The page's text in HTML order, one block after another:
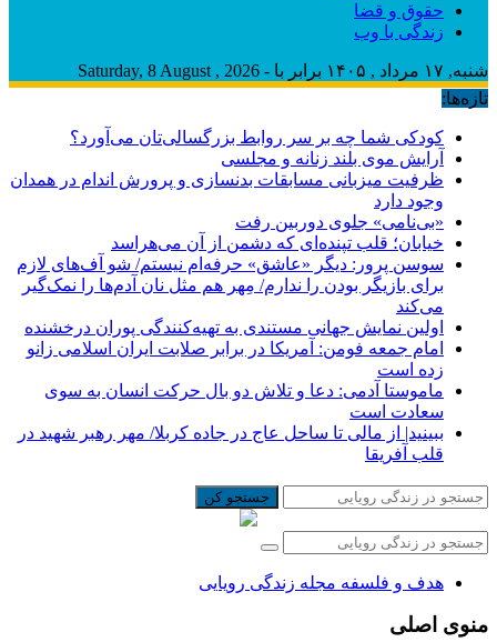
حقوق و قضا
زندگی با وب
شنبه, ۱۷ مرداد , ۱۴۰۵ برابر با - Saturday, 8 August , 2026
تازه‌ها:
کودکی شما چه بر سر روابط بزرگسالی‌تان می‌آورد؟
آرایش موی بلند زنانه و مجلسی
ظرفیت میزبانی مسابقات بدنسازی و پرورش اندام در همدان
وجود دارد
«بی‌نامی» جلوی دوربین رفت
خیابان؛ قلب تپنده‌ای که دشمن از آن می‌هراسد
سوسن پرور: دیگر «عاشق» حرفه‌ام نیستم/ شو آف‌های لازم
برای بازیگر بودن را ندارم/ مِهر هم مثل نان آدم‌ها را نمک‌گیر
می‌کند
اولین نمایش جهانی مستندی به تهیه‌کنندگی پوران درخشنده
امام جمعه فومن: آمریکا در برابر صلابت ایران اسلامی زانو
زده است
ماموستا آدمی: دعا و تلاش دو بال حرکت انسان به سوی
سعادت است
ببینید| از مالی تا ساحل عاج در جاده کربلا/ مهر رهبر شهید در
قلب آفریقا
جستجو کن
هدف و فلسفه مجله زندگی رویایی
منوی اصلی